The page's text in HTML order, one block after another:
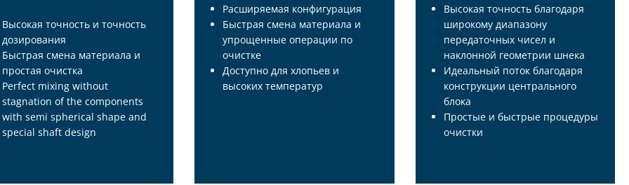
Высокая точность и точность
дозирования
Быстрая смена материала и
простая очистка
Perfect mixing without
stagnation of the components
with semi spherical shape and
special shaft design
Pасширяемая конфигурация
Быстрая смена материала и
упрощенные операции по
очистке
Доступно для хлопьев и
высоких температур
MDP | MDP2
Высокая точность благодаря
широкому диапазону
передаточных чисел и
наклонной геометрии шнека
Идеальный поток благодаря
конструкции центрального
блока
Простые и быстрые процедуры
очистки